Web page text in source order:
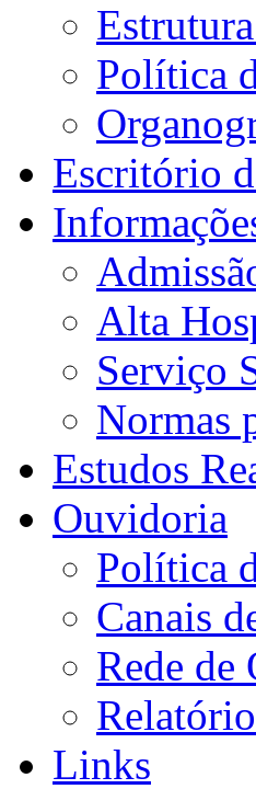
Política
Escritório
Alta
Serviço
Normas
Estudos
Ouvidoria
Política
Canais
Rede de
Links